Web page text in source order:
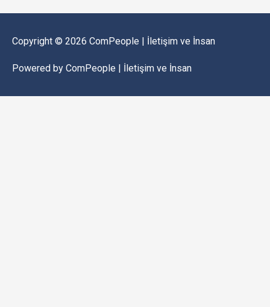
Copyright © 2026 ComPeople | İletişim ve İnsan
Powered by ComPeople | İletişim ve İnsan